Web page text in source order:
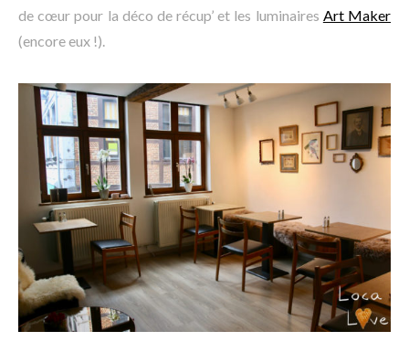
de cœur pour la déco de récup’ et les luminaires Art Maker
(encore eux !).